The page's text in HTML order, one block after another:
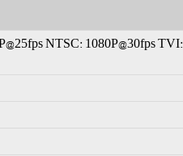
NTSC: 1080P@30fps